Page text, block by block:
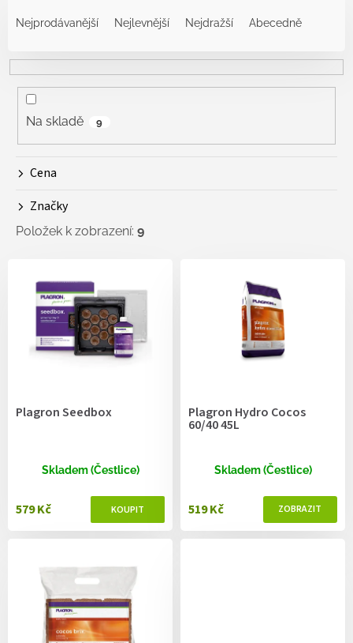
e
n
Nejprodávanější Nejlevnější Nejdražší Abecedně
Na skladě 9
Cena
Značky
Položek k zobrazení: 9
Plagron Seedbox
Skladem (Čestlice)
579 Kč
Plagron Hydro Cocos
60/40 45L
Skladem (Čestlice)
519 Kč